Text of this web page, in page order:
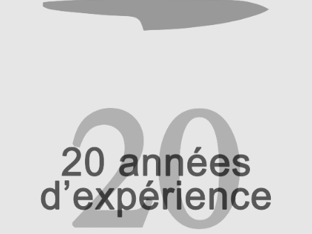
finesse tradition coutelière et usage moderne. Destiné à
tous les cuisiniers du monde férus d’artisanat. Un produit
durable avec le sérieux de Haiku International, fabricant
cm. Retrouvez tous les modèles dans sa catégorie